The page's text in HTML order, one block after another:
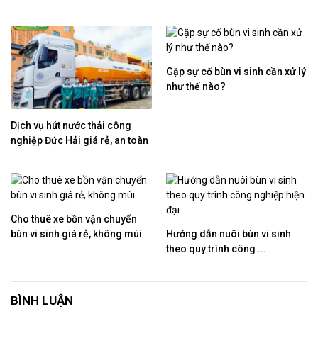
Dịch vụ hút nước thải công
nghiệp Đức Hải giá rẻ, an toàn
Gặp sự cố bùn vi sinh cần xử lý
như thế nào?
Cho thuê xe bồn vận chuyển
bùn vi sinh giá rẻ, không mùi
Hướng dẫn nuôi bùn vi sinh
theo quy trình công ...
BÌNH LUẬN